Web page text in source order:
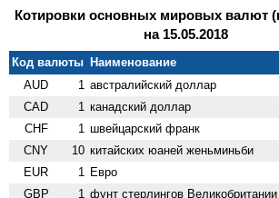
Котировки основных мировых валют
на 15.05.2018
Код валюты Наименование
AUD
1 австралийский доллар
CAD 1 канадский доллар
CHF 1 швейцарский франк
CNY 10 китайских юаней женьминьби
EUR 1 Евро
GBP 1 фунт стерлингов Велико­британии